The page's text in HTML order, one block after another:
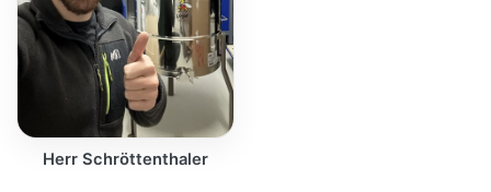
Herr Schröttenthaler